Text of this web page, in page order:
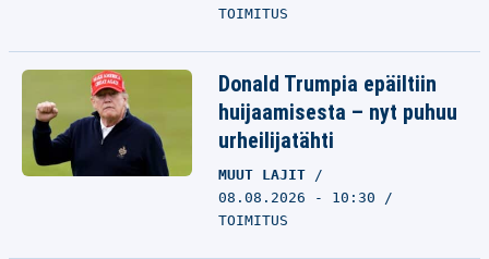
TOIMITUS
Donald Trumpia epäiltiin
huijaamisesta – nyt puhuu
urheilijatähti
MUUT LAJIT
08.08.2026 - 10:30
TOIMITUS